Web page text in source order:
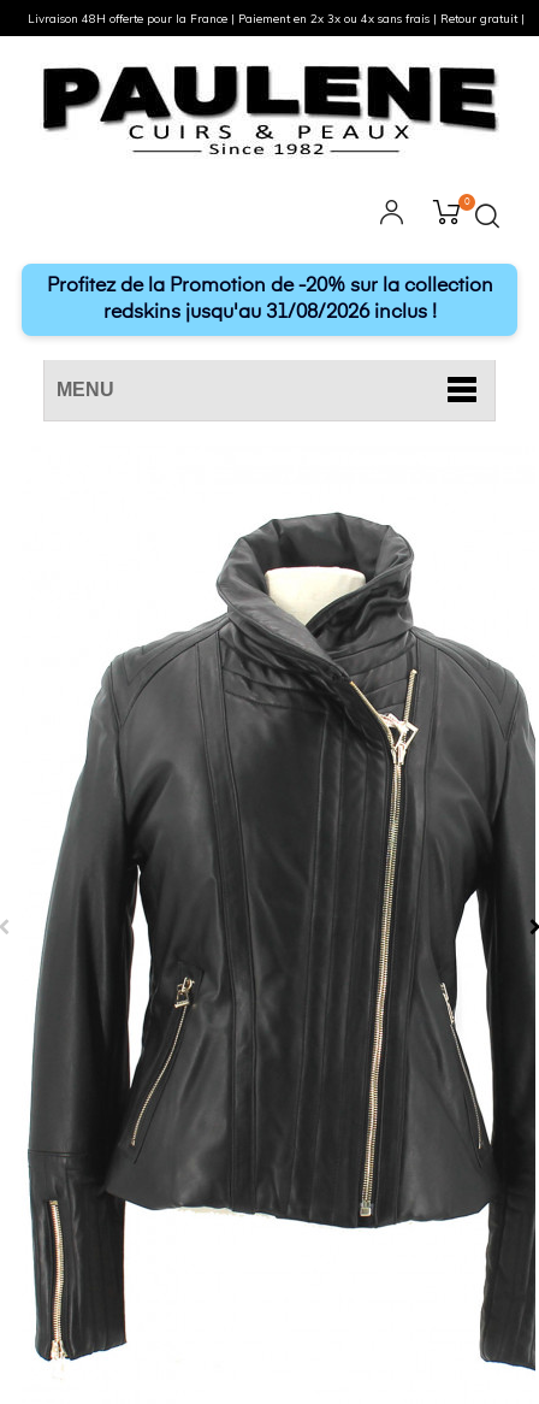
0
Profitez de la Promotion de -20% sur la collection
redskins jusqu'au 31/08/2026 inclus !
MENU
Livraison 48H offerte pour la France | Paiement en 2x 3x ou 4x sans frais | Retour gratuit |